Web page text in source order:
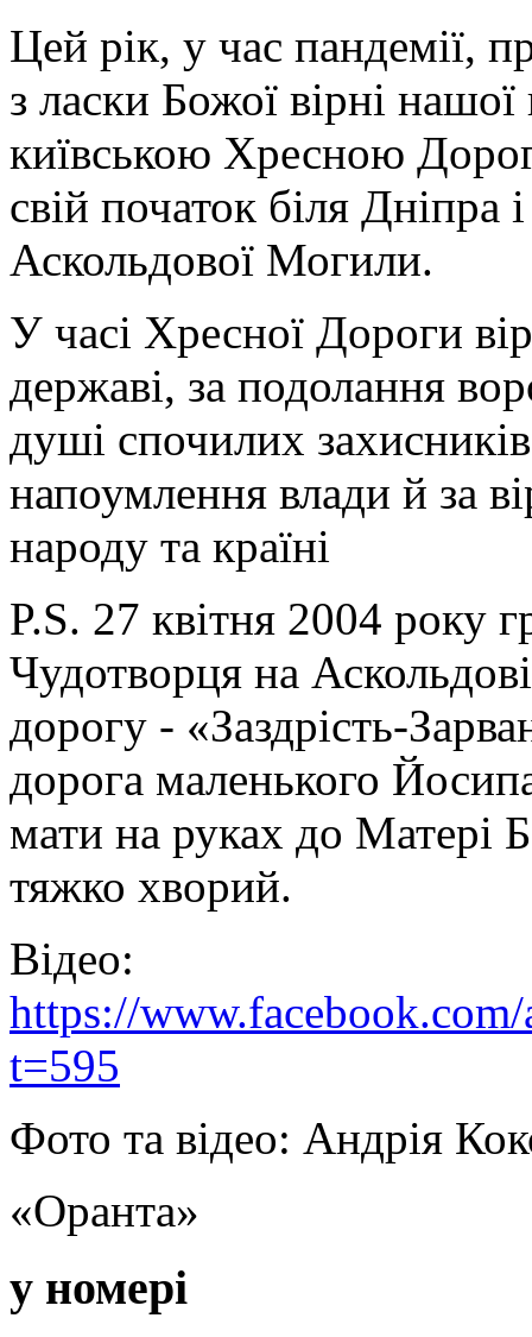
Цей рік, у час пандемії,
з ласки Божої вірні
київською Хресною
свій початок біля Дніпра
Аскольдової Могили.
У часі Хресної Дороги
державі, за подолання
душі спочилих
напоумлення влади й за
народу та країні
P.S. 27 квітня 2004 року
Чудотворця на
дорогу - «Заздрість-
дорога маленького
мати на руках до Матері
тяжко хворий.
Відео:
https://
t=595
Фото та відео: Андрія
«Оранта»
у номері